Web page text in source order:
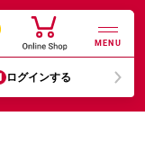
MENU
ログインする